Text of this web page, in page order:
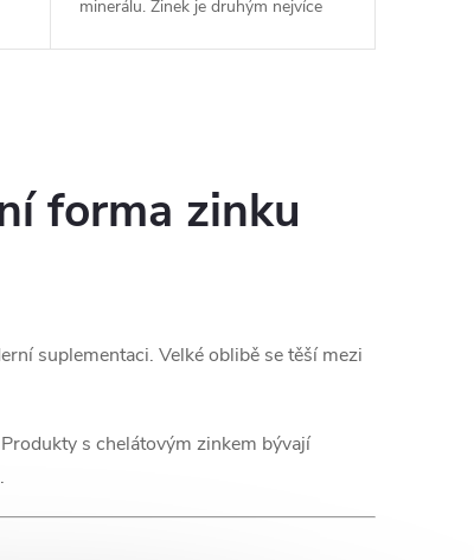
minerálu. Zinek je druhým nejvíce
forma zinku
suplementaci. Velké oblibě se těší mezi
s chelátovým zinkem bývají